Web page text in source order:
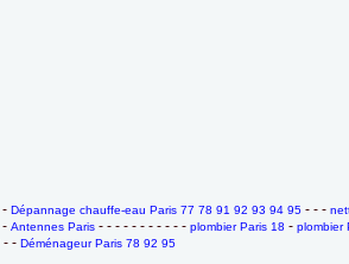
- Dépannage chauffe-eau Paris 77 78 91 92 93 94 95 - - -
- Antennes Paris - - - - - - - - - - - plombier Paris 18 - plombier
- - Déménageur Paris 78 92 95